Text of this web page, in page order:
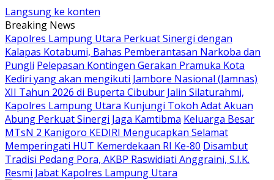
Langsung ke konten
Breaking News
Kapolres Lampung Utara Perkuat Sinergi dengan
Kalapas Kotabumi, Bahas Pemberantasan Narkoba dan
Pungli Pelepasan Kontingen Gerakan Pramuka Kota
Kediri yang akan mengikuti Jambore Nasional (Jamnas)
XII Tahun 2026 di Buperta Cibubur Jalin Silaturahmi,
Kapolres Lampung Utara Kunjungi Tokoh Adat Akuan
Abung Perkuat Sinergi Jaga Kamtibma Keluarga Besar
MTsN 2 Kanigoro KEDIRI Mengucapkan Selamat
Memperingati HUT Kemerdekaan RI Ke-80 Disambut
Tradisi Pedang Pora, AKBP Raswidiati Anggraini, S.I.K.
Resmi Jabat Kapolres Lampung Utara